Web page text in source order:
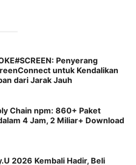
Penyerang
untuk Kendalikan
dari Jarak Jauh
Chain npm: 860+ Paket
4 Jam, 2 Miliar+ Download
2026 Kembali Hadir, Beli